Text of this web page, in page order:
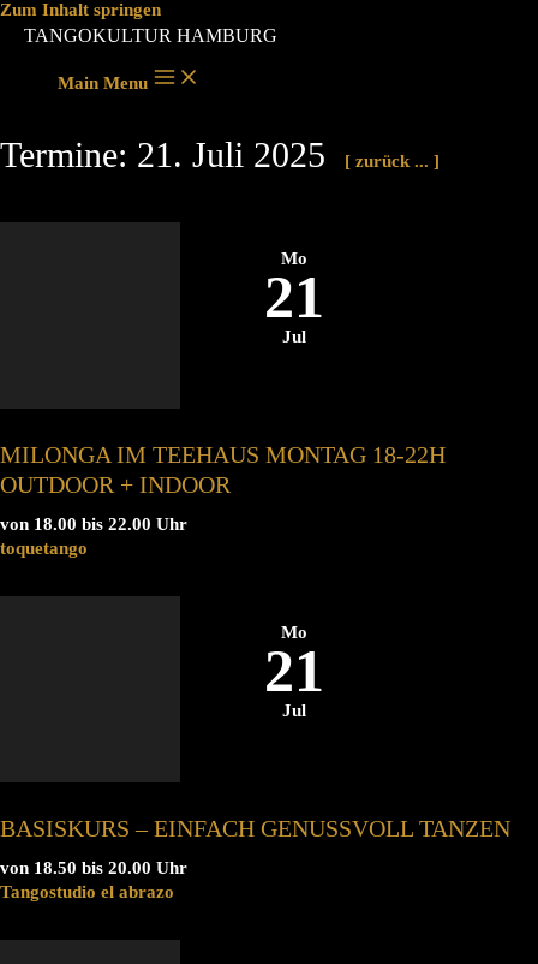
Zum Inhalt springen
TANGOKULTUR HAMBURG
Main Menu
Termine: 21. Juli 2025 [ zurück ... ]
Mo
21
Jul
MILONGA IM TEEHAUS MONTAG 18-22H
OUTDOOR + INDOOR
von 18.00 bis 22.00 Uhr
toquetango
Mo
21
Jul
BASISKURS – EINFACH GENUSSVOLL TANZEN
von 18.50 bis 20.00 Uhr
Tangostudio el abrazo